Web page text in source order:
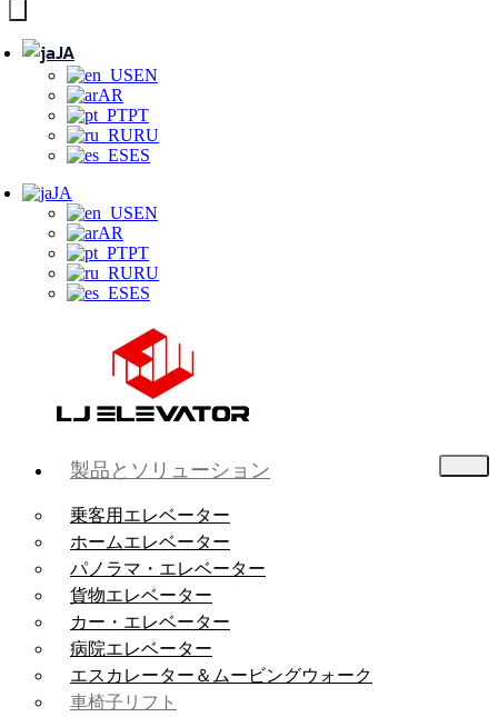
JA
EN
AR
PT
RU
ES
JA
EN
AR
PT
RU
ES
製品とソリューション
乗客用エレベーター
ホームエレベーター
パノラマ・エレベーター
貨物エレベーター
カー・エレベーター
病院エレベーター
エスカレーター＆ムービングウォーク
車椅子リフト